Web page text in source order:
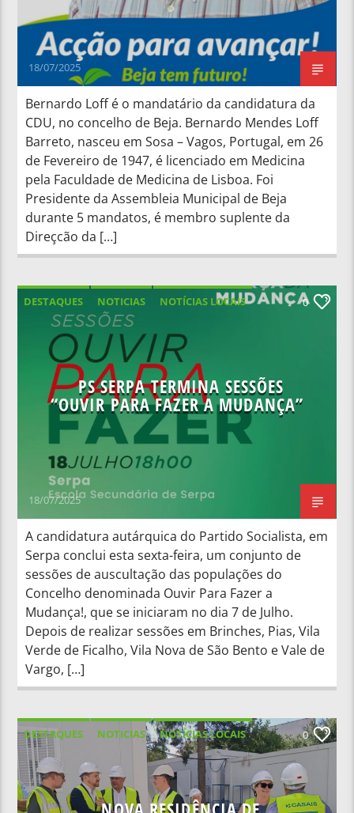
18/07/2025
Bernardo Loff é o mandatário da candidatura da
CDU, no concelho de Beja. Bernardo Mendes Loff
Barreto, nasceu em Sosa – Vagos, Portugal, em 26
de Fevereiro de 1947, é licenciado em Medicina
pela Faculdade de Medicina de Lisboa. Foi
Presidente da Assembleia Municipal de Beja
durante 5 mandatos, é membro suplente da
Direçcão da […]
DESTAQUES NOTICIAS
NOTÍCIAS LOCAIS
NOTÍCIAS NACIONAIS
0
PS SERPA TERMINA SESSÕES
“OUVIR PARA FAZER A MUDANÇA”
18/07/2025
A candidatura autárquica do Partido Socialista, em
Serpa conclui esta sexta-feira, um conjunto de
sessões de auscultação das populações do
Concelho denominada Ouvir Para Fazer a
Mudança!, que se iniciaram no dia 7 de Julho.
Depois de realizar sessões em Brinches, Pias, Vila
Verde de Ficalho, Vila Nova de São Bento e Vale de
Vargo, […]
DESTAQUES NOTICIAS
NOTÍCIAS LOCAIS
NOTÍCIAS NACIONAIS
0